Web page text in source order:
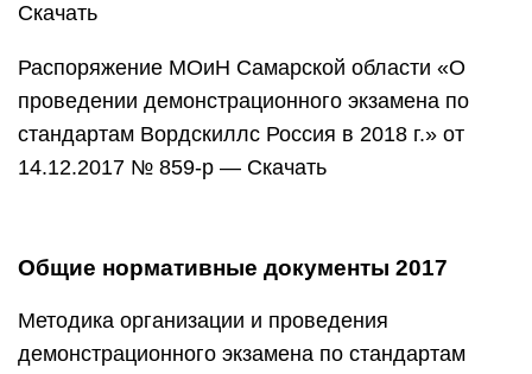
Скачать
Распоряжение МОиН Самарской области «О
проведении демонстрационного экзамена по
стандартам Вордскиллс Россия в 2018 г.» от
14.12.2017 № 859-р — Скачать
Общие нормативные документы 2017
Методика организации и проведения
демонстрационного экзамена по стандартам